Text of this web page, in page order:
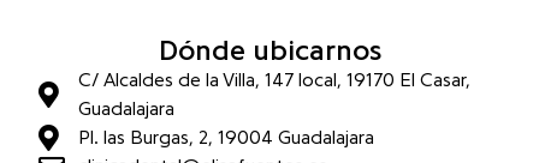
Dónde ubicarnos
C/ Alcaldes de la Villa, 147 local, 19170 El Casar,
Guadalajara
Pl. las Burgas, 2, 19004 Guadalajara